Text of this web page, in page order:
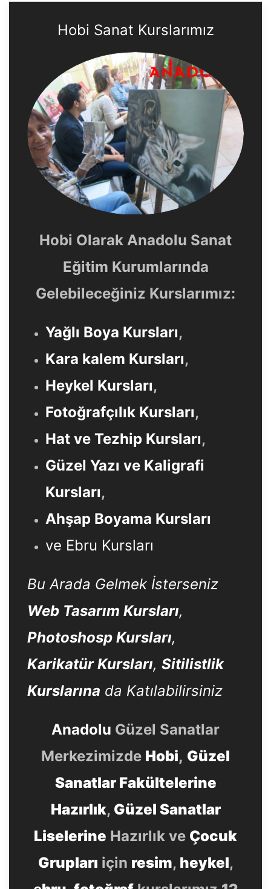
Hobi Sanat Kurslarımız
Hobi Olarak Anadolu Sanat
Eğitim Kurumlarında
Gelebileceğiniz Kurslarımız:
Yağlı Boya Kursları,
Kara kalem Kursları,
Heykel Kursları,
Fotoğrafçılık Kursları,
Hat ve Tezhip Kursları,
Güzel Yazı ve Kaligrafi
Kursları,
Ahşap Boyama Kursları
ve Ebru Kursları
Bu Arada Gelmek İsterseniz
Web Tasarım Kursları,
Photoshosp Kursları,
Karikatür Kursları, Sitilistlik
Kurslarına da Katılabilirsiniz
Anadolu Güzel Sanatlar
Merkezimizde Hobi, Güzel
Sanatlar Fakültelerine
Hazırlık, Güzel Sanatlar
Liselerine Hazırlık ve Çocuk
Grupları için resim, heykel,